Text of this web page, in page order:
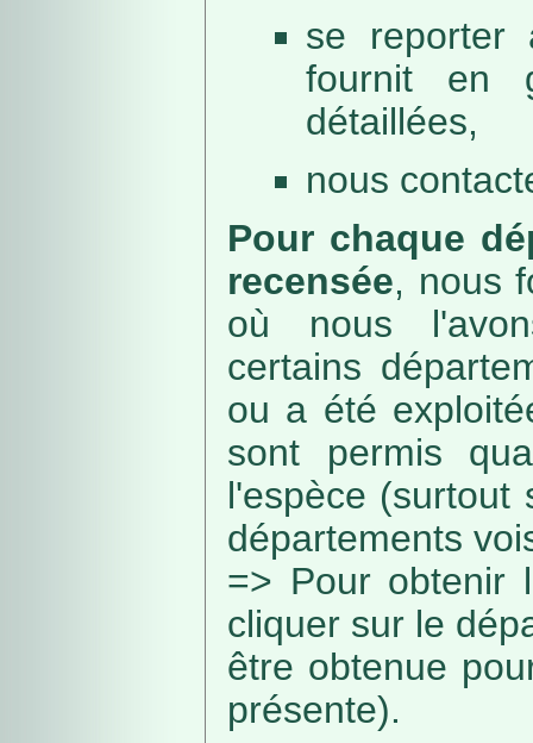
se reporter
fournit en
détaillées,
nous
Pour chaque
recensée, nous
où nous
certains
ou a été
sont permis
l'espèce (surtout
départements
=> Pour obtenir
cliquer sur le
être obtenue
présente).